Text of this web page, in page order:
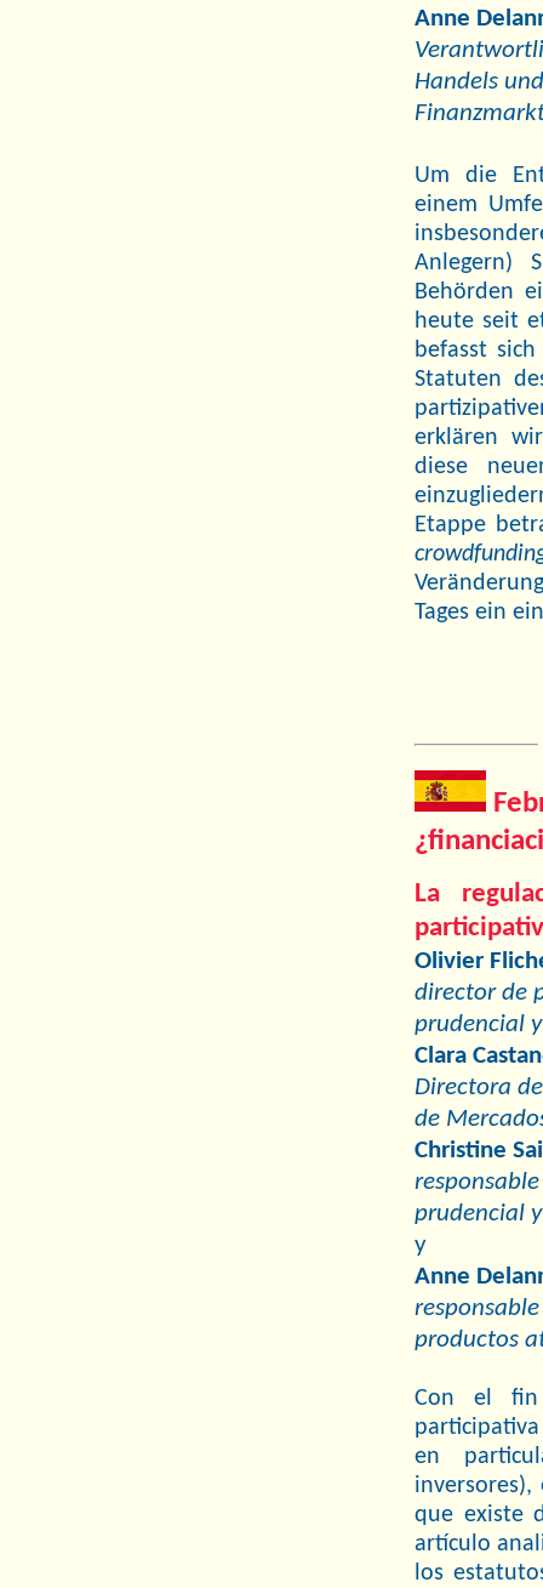
Anne
Handels
Um die
einem
Anlegern)
Behörden
heute seit
befasst
Statuten
erklären
diese
Etappe
Tages ein
La
Olivier
director de
prudencial
Clara
Directora
de
Christine
prudencial
y
Anne
productos
Con el fin
en
que existe
artículo
los